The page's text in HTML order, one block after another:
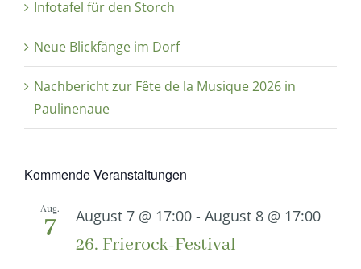
Infotafel für den Storch
Neue Blickfänge im Dorf
Nachbericht zur Fête de la Musique 2026 in
Paulinenaue
Kommende Veranstaltungen
Aug.
7 August 7 @ 17:00 - August 8 @ 17:00
26. Frierock-Festival